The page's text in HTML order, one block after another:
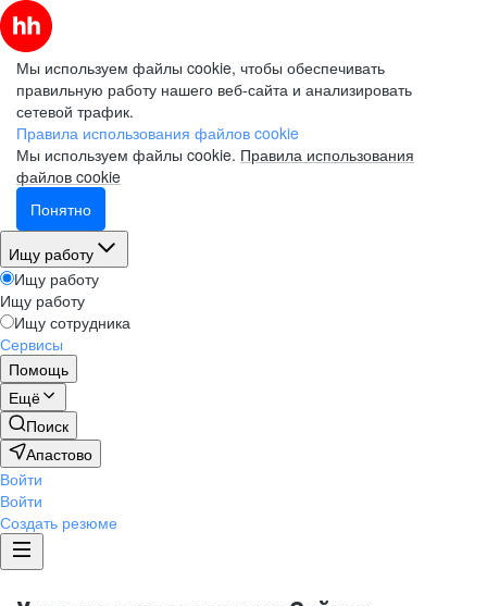
Мы используем файлы cookie, чтобы обеспечивать
правильную работу нашего веб-сайта и анализировать
сетевой трафик.
Правила использования файлов cookie
Мы используем файлы cookie. Правила использования
файлов cookie
Понятно
Ищу работу
Ищу работу
Ищу работу
Ищу сотрудника
Сервисы
Помощь
Ещё
Поиск
Апастово
Войти
Войти
Создать резюме